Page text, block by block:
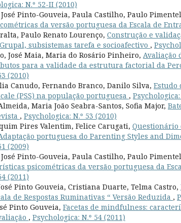
N.º 52-II (2010)
Pinto-Gouveia, Paula Castilho, Paulo
da versão portuguesa da Escala de
Paulo Renato Lourenço, Construção e
subsistemas tarefa e socioafectivo ,
José Maia, Maria do Rosário Pinheiro, Avaliação
para a validade da estrutura factorial da
(2010)
Canudo, Fernando Branco, Danilo Silva, Estudo
(PSS) na população portuguesa , Psychologica:
Maria João Seabra-Santos, Sofia Major,
, Psychologica: N.º 53 (2010)
Pires Valentim, Felice Carugati, Questionário
portuguesa do Parenting Styles and
(2009)
Pinto-Gouveia, Paula Castilho, Paulo
psicométricas da versão portuguesa da
(2011)
Pinto Gouveia, Cristiana Duarte, Telma Castro,
de Respostas Ruminativas “ Versão Reduzida ,
Pinto Gouveia, Facetas de mindfulness:
, Psychologica: N.º 54 (2011)